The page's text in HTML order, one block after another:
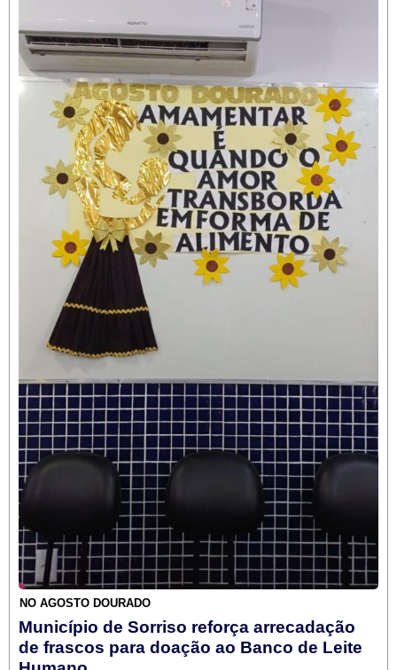
NO AGOSTO DOURADO
Município de Sorriso reforça arrecadação
de frascos para doação ao Banco de Leite